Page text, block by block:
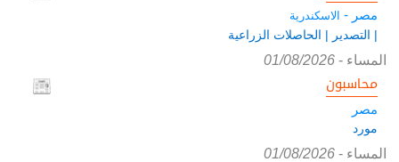
مصر - الاسكندرية
| التصدير | الحاصلات الزراعية
المساء -
01/08/2026
محاسبون
مصر
مورد
المساء -
01/08/2026